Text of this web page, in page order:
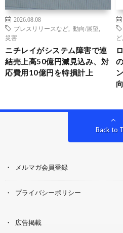
2026.08.08
プレスリリースなど
動向/展望
災害
ニチレイがシステム障害で連
結売上高50億円減見込み、対
応費用10億円を特損計上
ど
Back to
メルマガ会員登録
プライバシーポリシー
広告掲載